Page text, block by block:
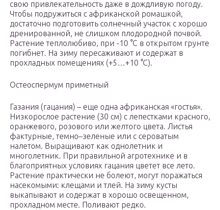
свою привлекательность даже в дождливую погоду.
Чтобы подружиться с африканской ромашкой,
достаточно подготовить солнечный участок с хорошо
дренированной, не слишком плодородной почвой.
Растение теплолюбиво, при -10 °C в открытом грунте
погибнет. На зиму пересаживают и содержат в
прохладных помещениях (+5…+10 °C).
Остеоспермум приметный
Газания (гацания) – еще одна африканская «гостья».
Низкорослое растение (30 см) с лепестками красного,
оранжевого, розового или желтого цвета. Листья
фактурные, темно–зеленые или с сероватым
налетом. Выращивают как однолетник и
многолетник. При правильной агротехнике и в
благоприятных условиях гацания цветет все лето.
Растение практически не болеют, могут поражаться
насекомыми: клещами и тлей. На зиму кусты
выкапывают и содержат в хорошо освещенном,
прохладном месте. Поливают редко.